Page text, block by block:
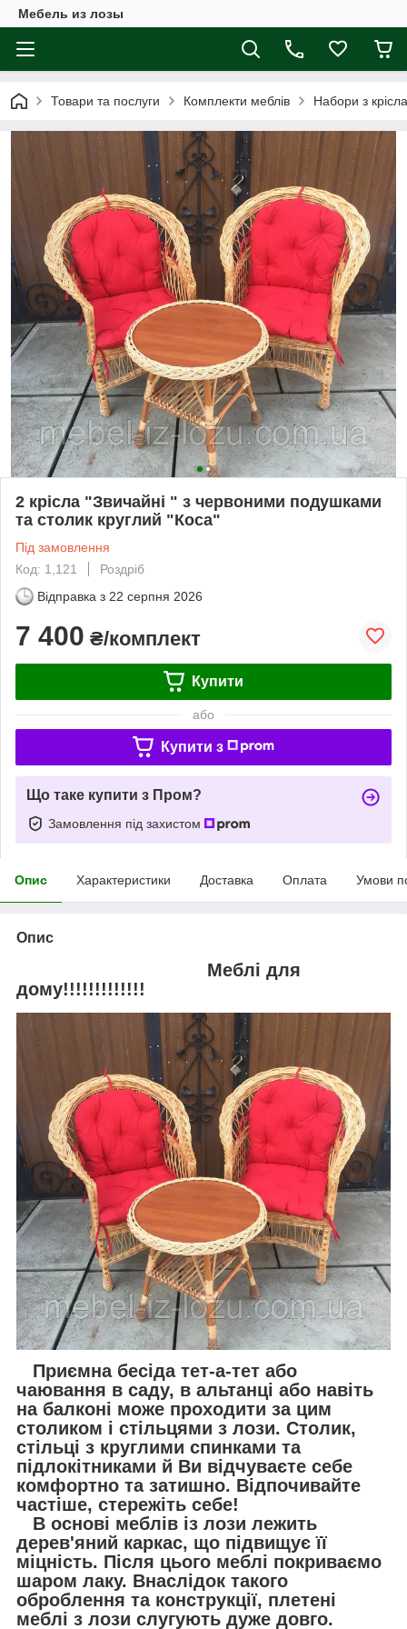
Мебель из лозы
Товари та послуги Комплекти меблів Набори з
2 крісла "Звичайні " з червоними подушками
та столик круглий "Коса"
Під замовлення
Код: 1,121
Роздріб
Відправка з 22 серпня 2026
7 400 ₴/комплект
Купити
або
Купити з
Що таке купити з Пром?
Замовлення під захистом
Опис Характеристики Доставка Оплата Умови
Опис
Меблі для
дому!!!!!!!!!!!!!
Приємна бесіда тет-а-тет або
чаювання в саду, в альтанці або навіть
на балконі може проходити за цим
столиком і стільцями з лози. Столик,
стільці з круглими спинками та
підлокітниками й Ви відчуваєте себе
комфортно та затишно. Відпочивайте
частіше, стережіть себе!
В основі меблів із лози лежить
дерев'яний каркас, що підвищує її
міцність. Після цього меблі покриваємо
шаром лаку. Внаслідок такого
оброблення та конструкції, плетені
меблі з лози слугують дуже довго.